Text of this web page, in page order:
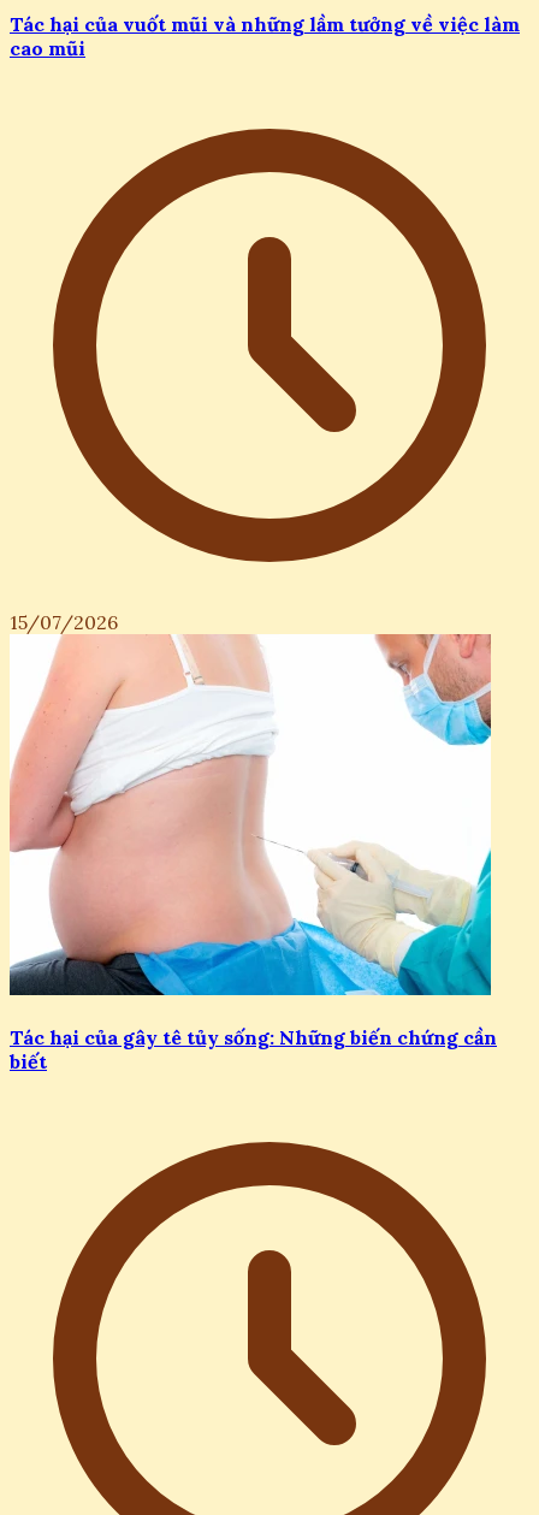
Tác hại của vuốt mũi và những lầm tưởng về việc làm
cao mũi
15/07/2026
Tác hại của gây tê tủy sống: Những biến chứng cần
biết